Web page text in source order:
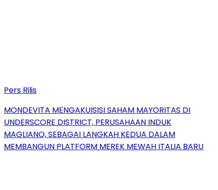
Pers Rilis
MONDEVITA MENGAKUISISI SAHAM MAYORITAS DI
UNDERSCORE DISTRICT, PERUSAHAAN INDUK
MAGLIANO, SEBAGAI LANGKAH KEDUA DALAM
MEMBANGUN PLATFORM MEREK MEWAH ITALIA BARU